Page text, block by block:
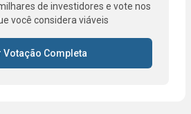
de investidores e vote nos
você considera viáveis
Votação Completa